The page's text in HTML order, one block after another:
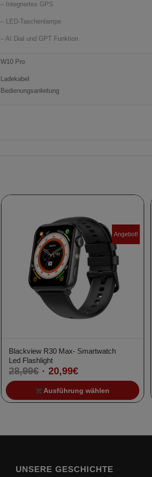
– Integriertes GPS
– LED-Taschenlampe
– AI Dial und GPT Funktion
W10 Pro
Ladekabel
Bedienungsanleitung
Blackview R30 Max- Smartwatch
Led Flashlight
28,99€ Ursprünglicher
Preis
war:
28,99€
20,99€Aktueller
Preis
ist:
20,99€.
Angebot!
Ausführung wählen
UNSERE GESCHICHTE